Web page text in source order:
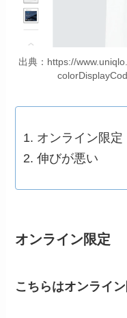
出典：https://
オンライン限定
伸びが悪い
オンライン限定
こちらはオンライン